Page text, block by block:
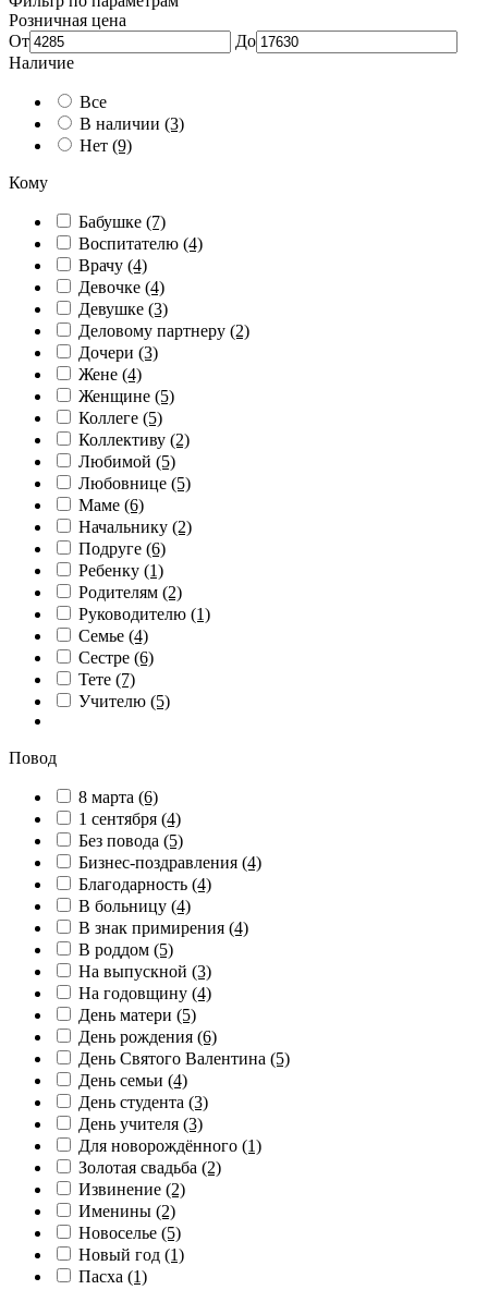
Розничная цена
От
До
Наличие
Все
В наличии (3)
Нет (9)
Кому
Бабушке (7)
Воспитателю (4)
Врачу (4)
Девочке (4)
Девушке (3)
Деловому партнеру (2)
Дочери (3)
Жене (4)
Женщине (5)
Коллеге (5)
Коллективу (2)
Любимой (5)
Любовнице (5)
Маме (6)
Начальнику (2)
Подруге (6)
Ребенку (1)
Родителям (2)
Руководителю (1)
Семье (4)
Сестре (6)
Тете (7)
Учителю (5)
Повод
8 марта (6)
1 сентября (4)
Без повода (5)
Бизнес-поздравления (4)
Благодарность (4)
В больницу (4)
В знак примирения (4)
В роддом (5)
На выпускной (3)
На годовщину (4)
День матери (5)
День рождения (6)
День Святого Валентина (5)
День семьи (4)
День студента (3)
День учителя (3)
Для новорождённого (1)
Золотая свадьба (2)
Извинение (2)
Именины (2)
Новоселье (5)
Новый год (1)
Пасха (1)